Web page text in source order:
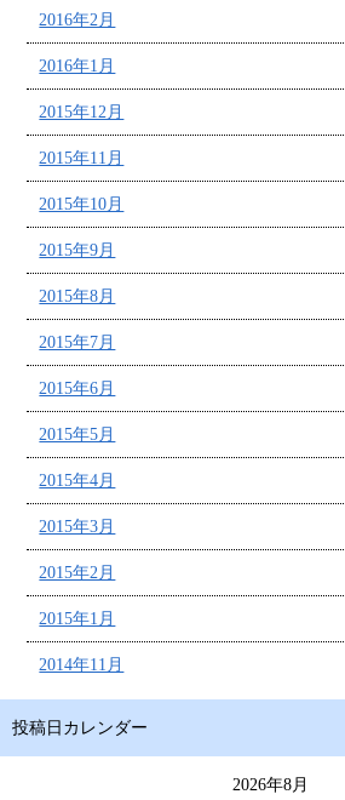
2016年2月
2016年1月
2015年12月
2015年11月
2015年10月
2015年9月
2015年8月
2015年7月
2015年6月
2015年5月
2015年4月
2015年3月
2015年2月
2015年1月
2014年11月
投稿日カレンダー
2026年8月